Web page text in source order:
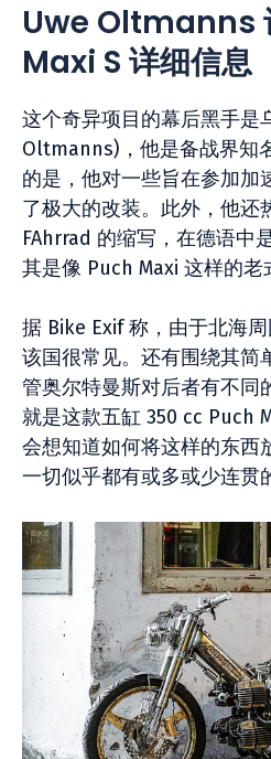
Uwe Oltmanns
Maxi S 详细信息
这个奇异项目的幕后黑手是
Oltmanns)，他是备战界知
的是，他对一些旨在参加加
了极大的改装。此外，他还
FAhrrad 的缩写，在德语中
其是像 Puch Maxi 这样的老
据 Bike Exif 称，由于北海
该国很常见。还有围绕其简
管奥尔特曼斯对后者有不同
就是这款五缸 350 cc Puch
会想知道如何将这样的东西
一切似乎都有或多或少连贯